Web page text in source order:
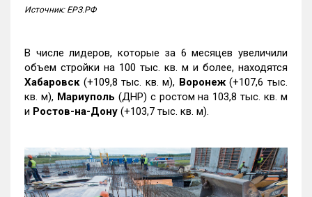
Источник: ЕРЗ.РФ
В числе лидеров, которые за 6 месяцев увеличили
объем стройки на 100 тыс. кв. м и более, находятся
Хабаровск (+109,8 тыс. кв. м), Воронеж(+107,6 тыс.
кв. м), Мариуполь (ДНР) с ростом на 103,8 тыс. кв. м
и Ростов-на-Дону (+103,7 тыс. кв. м).